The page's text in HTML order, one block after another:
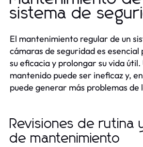
sistema de
El mantenimiento regular de un
cámaras de seguridad es
su eficacia y prolongar su vida útil.
mantenido puede ser ineficaz y,
puede generar más problemas de
Revisiones de rutina
de mantenimiento